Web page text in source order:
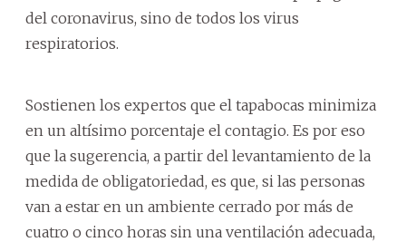
del coronavirus, sino de todos los virus
respiratorios.
Sostienen los expertos que el tapabocas minimiza
en un altísimo porcentaje el contagio. Es por eso
que la sugerencia, a partir del levantamiento de la
medida de obligatoriedad, es que, si las personas
van a estar en un ambiente cerrado por más de
cuatro o cinco horas sin una ventilación adecuada,